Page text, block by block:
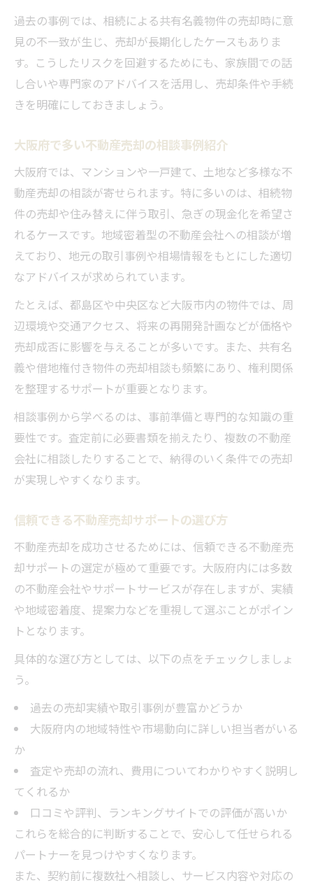
過去の事例では、相続による共有名義物件の売却時に意
見の不一致が生じ、売却が長期化したケースもありま
す。こうしたリスクを回避するためにも、家族間での話
し合いや専門家のアドバイスを活用し、売却条件や手続
きを明確にしておきましょう。
大阪府で多い不動産売却の相談事例紹介
大阪府では、マンションや一戸建て、土地など多様な不
動産売却の相談が寄せられます。特に多いのは、相続物
件の売却や住み替えに伴う取引、急ぎの現金化を希望さ
れるケースです。地域密着型の不動産会社への相談が増
えており、地元の取引事例や相場情報をもとにした適切
なアドバイスが求められています。
たとえば、都島区や中央区など大阪市内の物件では、周
辺環境や交通アクセス、将来の再開発計画などが価格や
売却成否に影響を与えることが多いです。また、共有名
義や借地権付き物件の売却相談も頻繁にあり、権利関係
を整理するサポートが重要となります。
相談事例から学べるのは、事前準備と専門的な知識の重
要性です。査定前に必要書類を揃えたり、複数の不動産
会社に相談したりすることで、納得のいく条件での売却
が実現しやすくなります。
信頼できる不動産売却サポートの選び方
不動産売却を成功させるためには、信頼できる不動産売
却サポートの選定が極めて重要です。大阪府内には多数
の不動産会社やサポートサービスが存在しますが、実績
や地域密着度、提案力などを重視して選ぶことがポイン
トとなります。
具体的な選び方としては、以下の点をチェックしましょ
う。
過去の売却実績や取引事例が豊富かどうか
大阪府内の地域特性や市場動向に詳しい担当者がいる
か
査定や売却の流れ、費用についてわかりやすく説明し
てくれるか
口コミや評判、ランキングサイトでの評価が高いか
これらを総合的に判断することで、安心して任せられる
パートナーを見つけやすくなります。
また、契約前に複数社へ相談し、サービス内容や対応の